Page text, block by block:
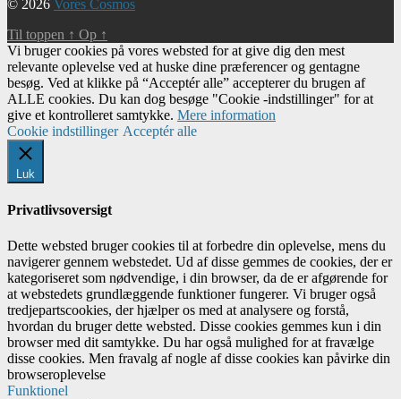
© 2026 Vores Cosmos
Til toppen ↑ Op ↑
Vi bruger cookies på vores websted for at give dig den mest
relevante oplevelse ved at huske dine præferencer og gentagne
besøg. Ved at klikke på “Acceptér alle” accepterer du brugen af ​​
ALLE cookies. Du kan dog besøge "Cookie -indstillinger" for at
give et kontrolleret samtykke. Mere information
Cookie indstillinger Acceptér alle
Luk
Privatlivsoversigt
Dette websted bruger cookies til at forbedre din oplevelse, mens du
navigerer gennem webstedet. Ud af disse gemmes de cookies, der er
kategoriseret som nødvendige, i din browser, da de er afgørende for
at webstedets grundlæggende funktioner fungerer. Vi bruger også
tredjepartscookies, der hjælper os med at analysere og forstå,
hvordan du bruger dette websted. Disse cookies gemmes kun i din
browser med dit samtykke. Du har også mulighed for at fravælge
disse cookies. Men fravalg af nogle af disse cookies kan påvirke din
browseroplevelse
Funktionel